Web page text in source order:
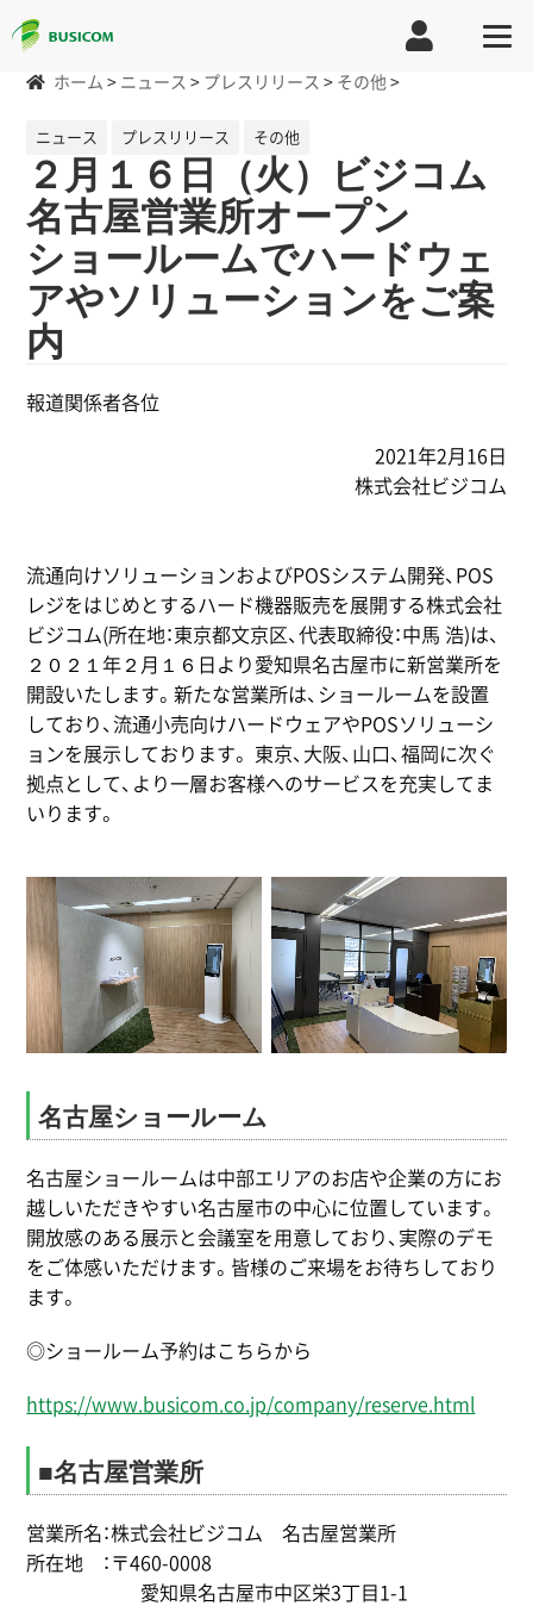
ホーム > ニュース > プレスリリース > その他 >
ニュース プレスリリース その他
２月１６日（火）ビジコム
名古屋営業所オープン
ショールームでハードウェ
アやソリューションをご案
内
報道関係者各位
2021年2月16日
株式会社ビジコム
流通向けソリューションおよびPOSシステム開発、POS
レジをはじめとするハード機器販売を展開する株式会社
ビジコム(所在地：東京都文京区、代表取締役：中馬 浩)は、
２０２１年２月１６日より愛知県名古屋市に新営業所を
開設いたします。新たな営業所は、ショールームを設置
しており、流通小売向けハードウェアやPOSソリューシ
ョンを展示しております。 東京、大阪、山口、福岡に次ぐ
拠点として、より一層お客様へのサービスを充実してま
いります。
名古屋ショールーム
名古屋ショールームは中部エリアのお店や企業の方にお
越しいただきやすい名古屋市の中心に位置しています。
開放感のある展示と会議室を用意しており、実際のデモ
をご体感いただけます。皆様のご来場をお待ちしており
ます。
◎ショールーム予約はこちらから
https://www.busicom.co.jp/company/reserve.html
■名古屋営業所
営業所名：株式会社ビジコム 名古屋営業所
所在地 ：〒460-0008
愛知県名古屋市中区栄3丁目1-1